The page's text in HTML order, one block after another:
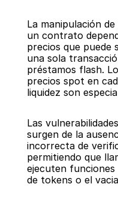
La manipulación
un contrato
precios que puede
una sola
préstamos flash.
precios spot en
liquidez son
Las
surgen de la
incorrecta de
permitiendo que
ejecuten funciones
de tokens o el